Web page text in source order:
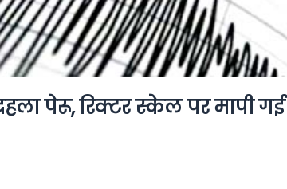
पेरू, रिक्टर स्केल पर मापी गई